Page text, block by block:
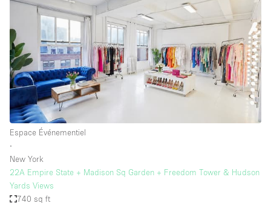
Espace Événementiel
∙
New York
22A Empire State + Madison Sq Garden + Freedom Tower & Hudson
Yards Views
740 sq ft